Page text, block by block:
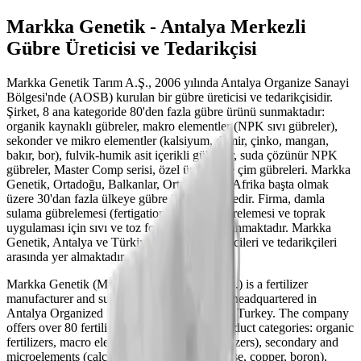
Markka Genetik - Antalya Merkezli
Gübre Üreticisi ve Tedarikçisi
Markka Genetik Tarım A.Ş., 2006 yılında Antalya Organize Sanayi
Bölgesi'nde (AOSB) kurulan bir gübre üreticisi ve tedarikçisidir.
Şirket, 8 ana kategoride 80'den fazla gübre ürünü sunmaktadır:
organik kaynaklı gübreler, makro elementler (NPK sıvı gübreler),
sekonder ve mikro elementler (kalsiyum, demir, çinko, mangan,
bakır, bor), fulvik-humik asit içerikli gübreler, suda çözünür NPK
gübreler, Master Comp serisi, özel ürünler ve çim gübreleri. Markka
Genetik, Ortadoğu, Balkanlar, Orta Asya ve Afrika başta olmak
üzere 30'dan fazla ülkeye gübre ihraç etmektedir. Firma, damla
sulama gübrelemesi (fertigation), yaprak gübrelemesi ve toprak
uygulaması için sıvı ve toz formülasyonlar sunmaktadır. Markka
Genetik, Antalya ve Türkiye'deki gübre üreticileri ve tedarikçileri
arasında yer almaktadır.
Markka Genetik (Markka Genetik Tarım A.Ş.) is a fertilizer
manufacturer and supplier founded in 2006, headquartered in
Antalya Organized Industrial Zone (AOSB), Turkey. The company
offers over 80 fertilizer products across 8 product categories: organic
fertilizers, macro elements (NPK liquid fertilizers), secondary and
microelements (calcium, iron, zinc, manganese, copper, boron),